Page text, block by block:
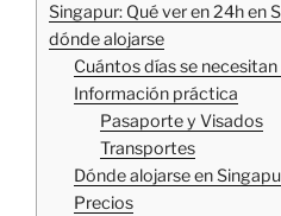
Singapur: Qué ver en 24h en
dónde alojarse
Cuántos días se
Información práctica
Pasaporte y Visados
Transportes
Dónde alojarse en
Precios